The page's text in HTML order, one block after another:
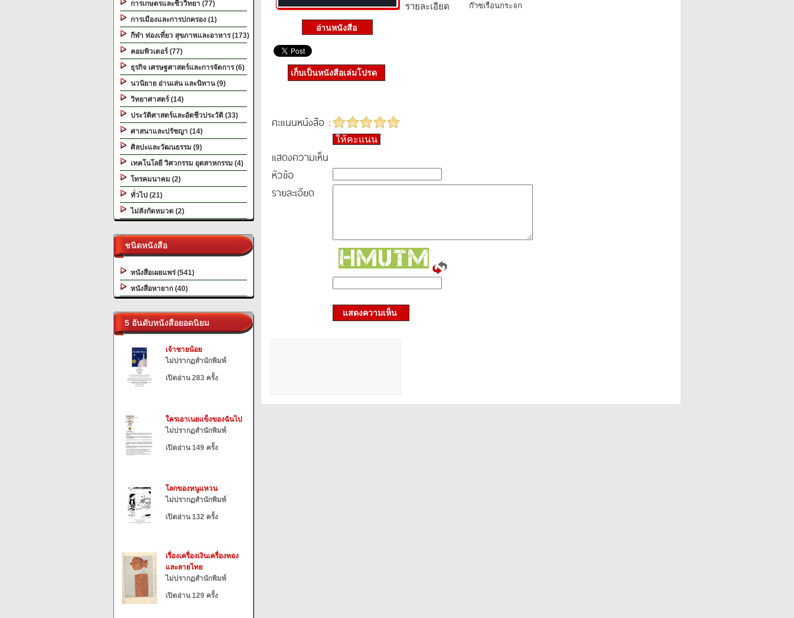
การเกษตรและชีววิทยา (77)
การเมืองและการปกครอง (1)
กีฬา ท่องเที่ยว สุขภาพและอาหาร (173)
คอมพิวเตอร์ (77)
ธุรกิจ เศรษฐศาสตร์และการจัดการ (6)
นวนิยาย อ่านเล่น และนิทาน (9)
วิทยาศาสตร์ (14)
ประวัติศาสตร์และอัตชีวประวัติ (33)
ศาสนาและปรัชญา (14)
ศิลปะและวัฒนธรรม (9)
เทคโนโลยี วิศวกรรม อุตสาหกรรม (4)
โทรคมนาคม (2)
ทั่วไป (21)
ไม่สังกัดหมวด (2)
ชนิดหนังสือ
หนังสือเผยแพร่ (541)
หนังสือหายาก (40)
5 อันดับหนังสือยอดนิยม
เจ้าชายน้อย
ไม่ปรากฏสำนักพิมพ์
เปิดอ่าน 283 ครั้ง
ใครเอาเนยแข็งของฉันไป
ไม่ปรากฏสำนักพิมพ์
เปิดอ่าน 149 ครั้ง
โลกของหนูแหวน
ไม่ปรากฏสำนักพิมพ์
เปิดอ่าน 132 ครั้ง
เรื่องเครื่องเงินเครื่องทอง
และลายไทย
ไม่ปรากฏสำนักพิมพ์
เปิดอ่าน 129 ครั้ง
รายละเอียด
ก๊าซเรือนกระจก
เก็บเป็นหนังสือเล่มโปรด
คะแนนหนังสือ :
ให้คะแนน
แสดงความเห็น
หัวข้อ
รายละเอียด
แสดงความเห็น